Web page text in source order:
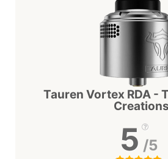
Tauren Vortex RDA -
Creations
5 /5